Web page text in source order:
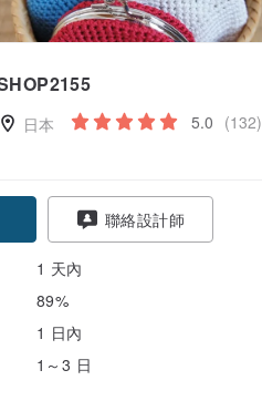
日本 5.0 (132)
聯絡設計師
1 天內
89%
1 日內
1～3 日